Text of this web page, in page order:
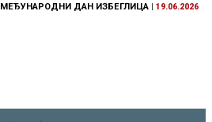
МЕЂУНАРОДНИ ДАН ИЗБЕГЛИЦА |19.06.2026